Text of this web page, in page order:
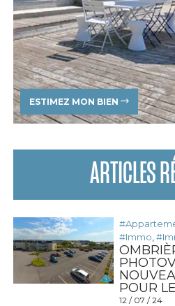
ESTIMEZ MON BIEN
ARTICLES
#Immo
POUR
12 / 07 / 24